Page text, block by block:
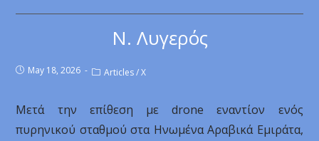
Ν. Λυγερός
May 18, 2026 Articles / X
Mετά την επίθεση με drone εναντίον ενός
πυρηνικού σταθμού στα Ηνωμένα Αραβικά Εμιράτα,